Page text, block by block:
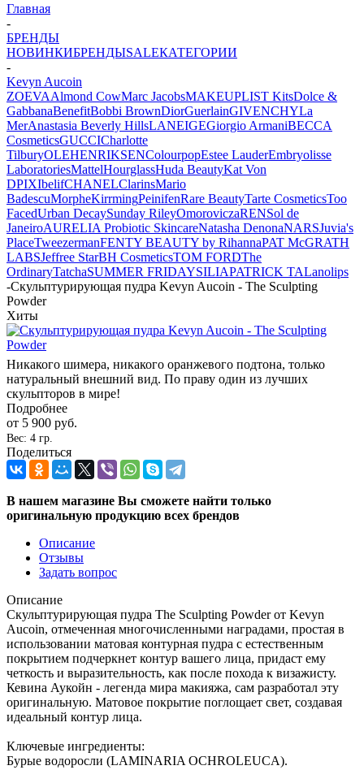
Главная
-
БРЕНДЫ
НОВИНКИБРЕНДЫSALEКАТЕГОРИИ
-
Kevyn Aucoin
ZOEVAAlmond CowMarc JacobsMAKEUPLIST KitsDolce &
GabbanaBenefitBobbi BrownDiorGuerlainGIVENCHYLa
MerAnastasia Beverly HillsLANEIGEGiorgio ArmaniBECCA
CosmeticsGUCCICharlotte
TilburyOLEHENRIKSENColourpopEstee LauderEmbryolisse
LaboratoriesMattelHourglassHuda BeautyKat Von
DPIXIbelifCHANELClarinsMario
BadescuMorpheKirrmingPeinifenRare BeautyTarte CosmeticsToo
FacedUrban DecaySunday RileyOmoroviczaRENSol de
JaneiroAURELIA Probiotic SkincareNatasha DenonaNARSJuvia's
PlaceTweezermanFENTY BEAUTY by RihannaPAT McGRATH
LABSJeffree StarBH CosmeticsTOM FORDThe
OrdinaryTatchaSUMMER FRIDAYSILIAPATRICK TALanolips
-Скульптурирующая пудра Kevyn Aucoin - The Sculpting
Powder
Хиты
Никакого шимера, никакого оранжевого подтона, только
натуральный внешний вид. По праву один из лучших
скульпторов в мире!
Подробнее
от 5 900 руб.
Вес: 4 гр.
Поделиться
В нашем магазине Вы сможете найти только
оригинальную продукцию всех брендов
Описание
Отзывы
Задать вопрос
Описание
Скульптурирующая пудра The Sculpting Powder от Kevyn
Aucoin, отмеченная многочисленными наградами, простая в
использовании матовая контурная пудра с естественным
покрытием подчеркнет контур вашего лица, придаст ему
четкость и выразительность, как после похода к визажисту.
Кевина Аукойн - легенда мира макияжа, сам разработал эту
оригинальную. Матовое покрытие поглощает свет, создавая
идеальный контур лица.
Ключевые ингредиенты:
Бурые водоросли (LAMINARIA OCHROLEUCA).